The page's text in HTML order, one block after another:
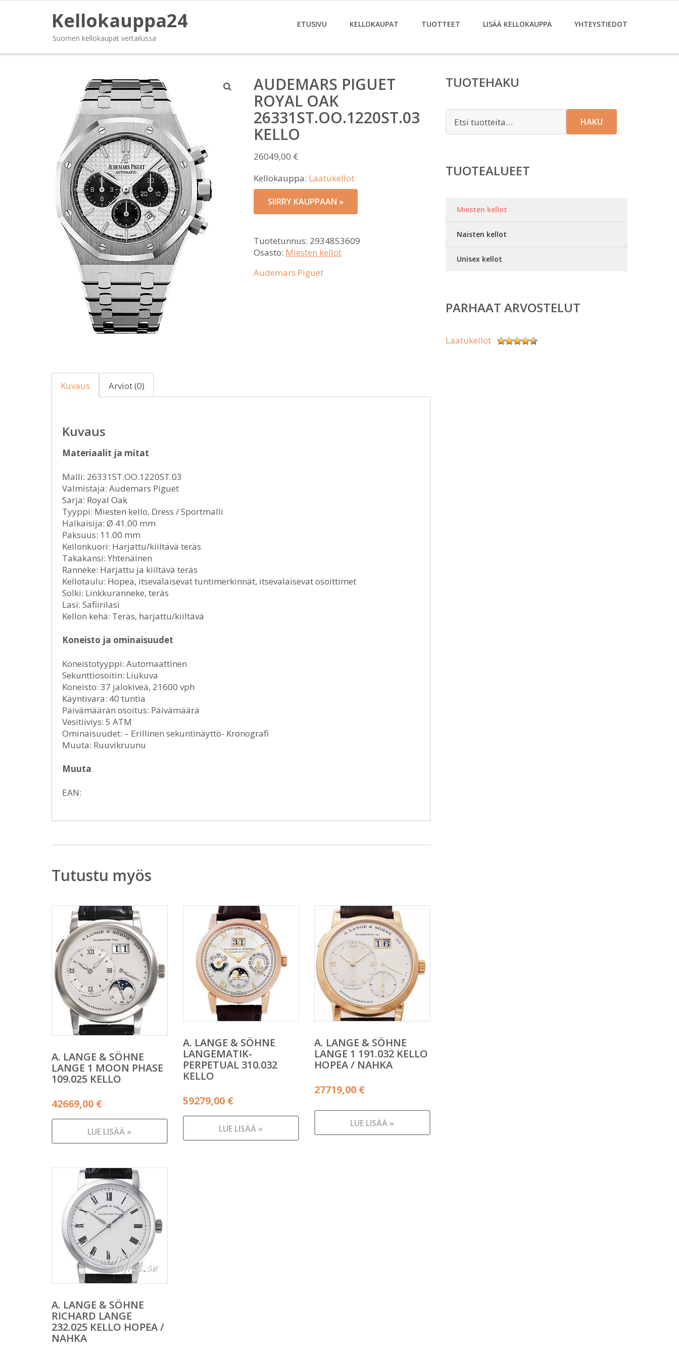
Kellokauppa24
Suomen kellokaupat vertailussa
ETUSIVU KELLOKAUPAT TUOTTEET LISÄÄ KELLOKAUPPA YHTEYSTIEDOT
AUDEMARS PIGUET
ROYAL OAK
26331ST.OO.1220ST.03
KELLO
26049,00 €
Kellokauppa: Laatukellot
SIIRRY KAUPPAAN »
Tuotetunnus: 2934853609
Osasto: Miesten kellot
Audemars Piguet
Kuvaus Arviot (0)
Kuvaus
Materiaalit ja mitat
Malli: 26331ST.OO.1220ST.03
Valmistaja: Audemars Piguet
Sarja: Royal Oak
Tyyppi: Miesten kello, Dress / Sportmalli
Halkaisija: Ø 41.00 mm
Paksuus: 11.00 mm
Kellonkuori: Harjattu/kiiltävä teräs
Takakansi: Yhtenäinen
Ranneke: Harjattu ja kiiltävä teräs
Kellotaulu: Hopea, itsevalaisevat tuntimerkinnät, itsevalaisevat osoittimet
Solki: Linkkuranneke, teräs
Lasi: Safiirilasi
Kellon kehä: Teräs, harjattu/kiiltävä
Koneisto ja ominaisuudet
Koneistotyyppi: Automaattinen
Sekunttiosoitin: Liukuva
Koneisto: 37 jalokiveä, 21600 vph
Käyntivara: 40 tuntia
Päivämäärän osoitus: Päivämäärä
Vesitiiviys: 5 ATM
Ominaisuudet: – Erillinen sekuntinäyttö- Kronografi
Muuta: Ruuvikruunu
Muuta
EAN:
Tutustu myös
A. LANGE & SÖHNE
LANGE 1 MOON PHASE
109.025 KELLO
42669,00 €
LUE LISÄÄ »
A. LANGE & SÖHNE
LANGEMATIK-
PERPETUAL 310.032
KELLO
59279,00 €
LUE LISÄÄ »
A. LANGE & SÖHNE
LANGE 1 191.032 KELLO
HOPEA / NAHKA
27719,00 €
LUE LISÄÄ »
A. LANGE & SÖHNE
RICHARD LANGE
232.025 KELLO HOPEA /
NAHKA
TUOTEHAKU
HAKU
TUOTEALUEET
Miesten kellot
Naisten kellot
Unisex kellot
PARHAAT ARVOSTELUT
Laatukellot